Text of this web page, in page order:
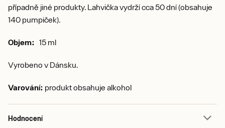
případně jiné produkty. Lahvička vydrží cca 50 dní (obsahuje
140 pumpiček).
Objem: 15 ml
Vyrobeno v Dánsku.
Varování: produkt obsahuje alkohol
Hodnocení